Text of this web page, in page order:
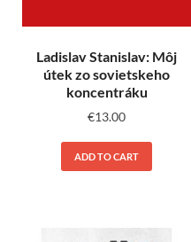
Ladislav Stanislav: Môj
útek zo sovietskeho
koncentráku
€13.00
ADD TO CART